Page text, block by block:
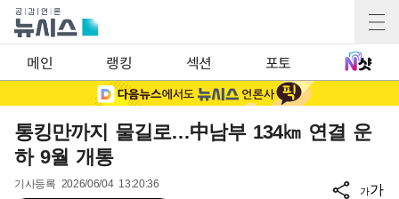
메인 랭킹 섹션 포토
통킹만까지 물길로…中남부 134㎞ 연결 운
하 9월 개통
기사등록 2026/06/04 13:20:36
가가